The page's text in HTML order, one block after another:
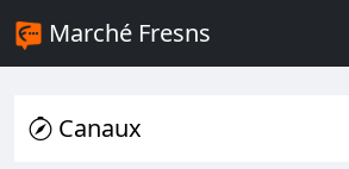
Marché Fresns
Canaux